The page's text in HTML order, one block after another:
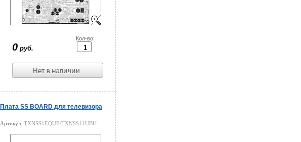
0 руб.
Кол-во:
Плата SS BOARD для телевизора
Артикул: TXNSS1EQUE/TXNSS11UBU